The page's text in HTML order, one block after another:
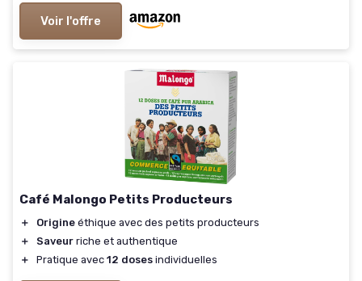
Voir l'offre
Café Malongo Petits Producteurs
＋ Origine éthique avec des petits producteurs
＋
Saveur riche et authentique
＋
Pratique avec 12 doses individuelles